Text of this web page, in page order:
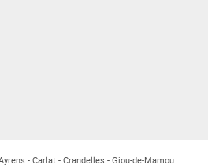
Carlat Crandelles Giou-de-Mamou